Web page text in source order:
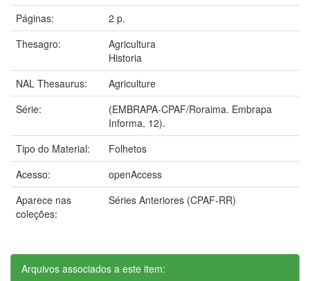
Páginas:
2 p.
Thesagro:
Agricultura
Historia
NAL Thesaurus:
Agriculture
Série:
(EMBRAPA-CPAF/Roraima. Embrapa
Informa, 12).
Tipo do Material:
Folhetos
Acesso:
openAccess
Aparece nas
coleções:
Séries Anteriores (CPAF-RR)
Arquivos associados a este item: